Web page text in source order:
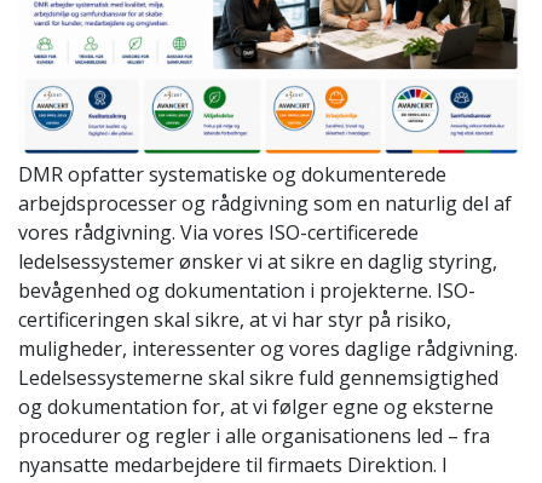
DMR opfatter systematiske og dokumenterede
arbejdsprocesser og rådgivning som en naturlig del af
vores rådgivning. Via vores ISO-certificerede
ledelsessystemer ønsker vi at sikre en daglig styring,
bevågenhed og dokumentation i projekterne. ISO-
certificeringen skal sikre, at vi har styr på risiko,
muligheder, interessenter og vores daglige rådgivning.
Ledelsessystemerne skal sikre fuld gennemsigtighed
og dokumentation for, at vi følger egne og eksterne
procedurer og regler i alle organisationens led – fra
nyansatte medarbejdere til firmaets Direktion. I